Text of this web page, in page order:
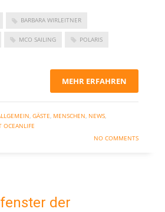
BARBARA WIRLEITNER
MCO SAILING POLARIS
MEHR ERFAHREN
, GÄSTE, MENSCHEN, NEWS,
OCEANLIFE
NO COMMENTS
der